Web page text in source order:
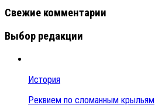
Свежие комментарии
Выбор редакции
История
Реквием по сломанным крыльям